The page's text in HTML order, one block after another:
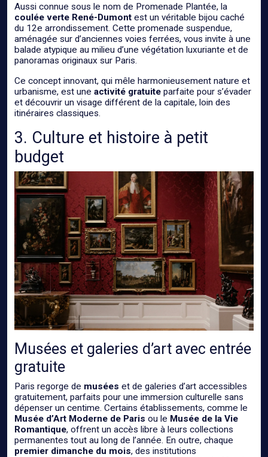
Aussi connue sous le nom de Promenade Plantée, la
coulée verte René-Dumont est un véritable bijou caché
du 12e arrondissement. Cette promenade suspendue,
aménagée sur d’anciennes voies ferrées, vous invite à une
balade atypique au milieu d’une végétation luxuriante et de
panoramas originaux sur Paris.
Ce concept innovant, qui mêle harmonieusement nature et
urbanisme, est une activité gratuite parfaite pour s’évader
et découvrir un visage différent de la capitale, loin des
itinéraires classiques.
3. Culture et histoire à petit
budget
Musées et galeries d’art avec entrée
gratuite
Paris regorge de musées et de galeries d’art accessibles
gratuitement, parfaits pour une immersion culturelle sans
dépenser un centime. Certains établissements, comme le
Musée d’Art Moderne de Paris ou le Musée de la Vie
Romantique, offrent un accès libre à leurs collections
permanentes tout au long de l’année. En outre, chaque
premier dimanche du mois, des institutions